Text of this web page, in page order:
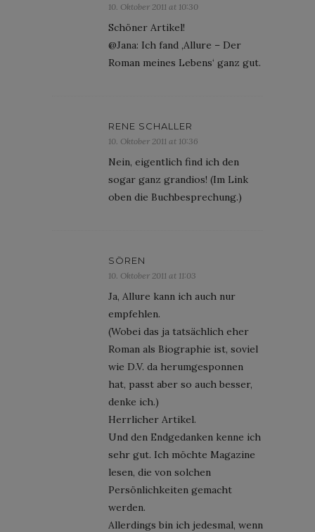
10. Oktober 2011 at 10:30
Schöner Artikel!
@Jana: Ich fand ‚Allure – Der
Roman meines Lebens‘ ganz gut.
RENE SCHALLER
10. Oktober 2011 at 10:36
Nein, eigentlich find ich den
sogar ganz grandios! (Im Link
oben die Buchbesprechung.)
SÖREN
10. Oktober 2011 at 11:03
Ja, Allure kann ich auch nur
empfehlen.
(Wobei das ja tatsächlich eher
Roman als Biographie ist, soviel
wie D.V. da herumgesponnen
hat, passt aber so auch besser,
denke ich.)
Herrlicher Artikel.
Und den Endgedanken kenne ich
sehr gut. Ich möchte Magazine
lesen, die von solchen
Persönlichkeiten gemacht
werden.
Allerdings bin ich jedesmal, wenn